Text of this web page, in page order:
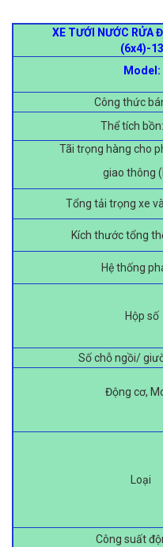
XE TƯỚI NƯỚC RỬA
(6x4)-
Model:
Công thức
Thể tích
Tãi trọng hàng cho
giao thông
Tổng tải trọng xe
Kích thước tổng
Hệ thống
Hộp số
Số chỗ ngồi/
Động cơ,
Loại
Công suất